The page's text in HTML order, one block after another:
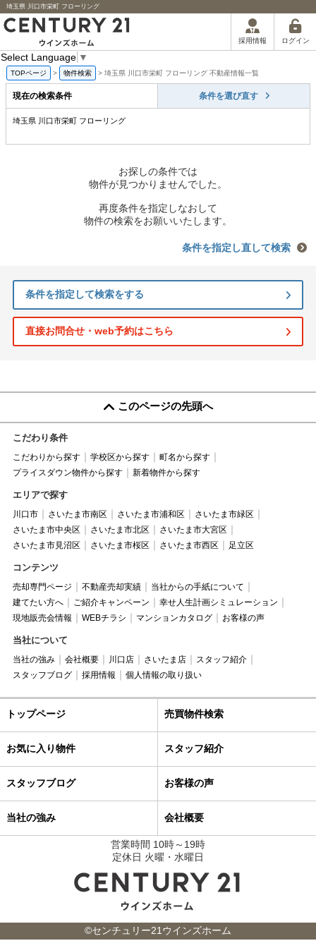
埼玉県 川口市栄町 フローリング
採用情報 ログイン
Select Language ▼
TOPページ > 物件検索 > 埼玉県 川口市栄町 フローリング 不動産情報一覧
現在の検索条件 条件を選び直す
埼玉県 川口市栄町 フローリング
お探しの条件では
物件が見つかりませんでした。
再度条件を指定しなおして
物件の検索をお願いいたします。
条件を指定し直して検索
条件を指定して検索をする
直接お問合せ・web予約はこちら
このページの先頭へ
こだわり条件
こだわりから探す 学校区から探す
町名から探す
プライスダウン物件から探す
新着物件から探す
エリアで探す
川口市 さいたま市南区 さいたま市浦和区
さいたま市緑区
さいたま市中央区
さいたま市北区
さいたま市大宮区
さいたま市見沼区
さいたま市桜区 さいたま市西区 足立区
コンテンツ
売却専門ページ 不動産売却実績
当社からの手紙について
建てたい方へ
ご紹介キャンペーン
幸せ人生計画シミュレーション
現地販売会情報
WEBチラシ マンションカタログ お客様の声
当社について
当社の強み 会社概要 川口店 さいたま店
スタッフ紹介
スタッフブログ
採用情報 個人情報の取り扱い
トップページ 売買物件検索
お気に入り物件 スタッフ紹介
スタッフブログ お客様の声
当社の強み 会社概要
営業時間 10時～19時
定休日 火曜・水曜日
©センチュリー21ウインズホーム